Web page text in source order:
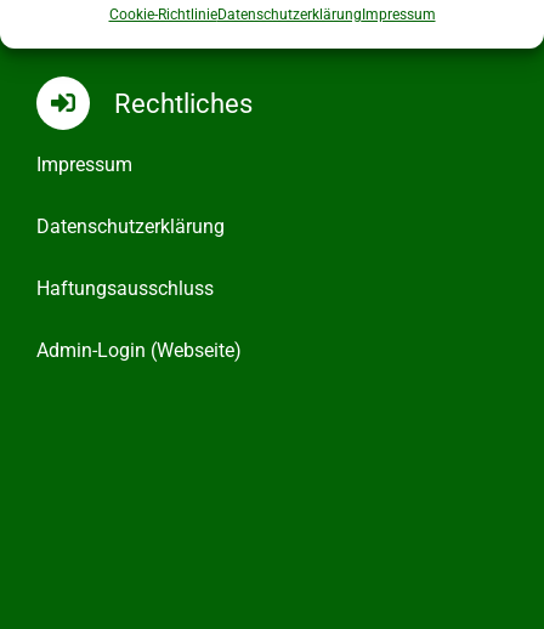
Cookie-RichtlinieDatenschutzerklärungImpressum
Rechtliches
Impressum
Datenschutzerklärung
Haftungsausschluss
Admin-Login (Webseite)